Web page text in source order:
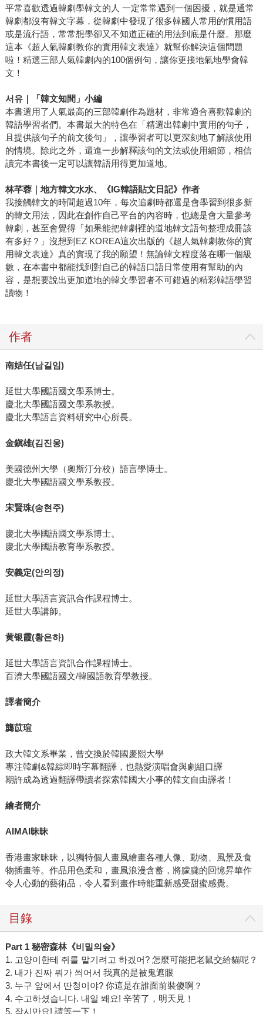
平常喜歡透過韓劇學韓文的人 一定常常遇到一個困擾，就是通常
韓劇都沒有韓文字幕，從韓劇中發現了很多韓國人常用的慣用語
或是流行語，常常想學卻又不知道正確的用法到底是什麼。那麼
這本《超人氣韓劇教你的實用韓文表達》就幫你解決這個問題
啦！精選三部人氣韓劇內的100個例句，讓你更接地氣地學會韓
文！
서유｜「韓文知間」小編
本書選用了人氣最高的三部韓劇作為題材，非常適合喜歡韓劇的
韓語學習者們。本書最大的特色在「精選出韓劇中實用的句子，
且提供該句子的前文後句」，讓學習者可以更深刻地了解該使用
的情境。除此之外，還進一步解釋該句的文法或使用細節，相信
讀完本書後一定可以讓韓語用得更加道地。
林芊蓉｜地方韓文水水、《IG韓語貼文日記》作者
我接觸韓文的時間超過10年，每次追劇時都還是會學習到很多新
的韓文用法，因此在創作自己平台的內容時，也總是會大量參考
韓劇，甚至會覺得「如果能把韓劇裡的道地韓文語句整理成冊該
有多好？」沒想到EZ KOREA這次出版的《超人氣韓劇教你的實
用韓文表達》真的實現了我的願望！無論韓文程度落在哪一個級
數，在本書中都能找到對自己的韓語口語日常使用有幫助的內
容，是想要說出更加道地的韓文學習者不可錯過的精彩韓語學習
讀物！
作者
南姞任(남길임)
延世大學國語國文學系博士。
慶北大學國語國文學系教授。
慶北大學語言資料研究中心所長。
金鎭雄(김진웅)
美國德州大學（奧斯汀分校）語言學博士。
慶北大學國語國文學系教授。
宋賢珠(송현주)
慶北大學國語國文學系博士。
慶北大學國語教育學系教授。
安義定(안의정)
延世大學語言資訊合作課程博士。
延世大學講師。
黄银霞(황은하)
延世大學語言資訊合作課程博士。
百濟大學國語國文/韓國語教育學教授。
譯者簡介
龔苡瑄
政大韓文系畢業，曾交換於韓國慶熙大學
專注韓劇&韓綜即時字幕翻譯，也熱愛演唱會與劇組口譯
期許成為透過翻譯帶讀者探索韓國大小事的韓文自由譯者！
繪者簡介
AIMAI昧昧
香港畫家昧昧，以獨特個人畫風繪畫各種人像、動物、風景及食
物插畫等。作品用色柔和，畫風浪漫含蓄，將朦朧的回憶昇華作
令人心動的藝術品，令人看到畫作時能重新感受甜蜜感覺。
目錄
Part 1 秘密森林《비밀의숲》
1. 고양이한테 쥐를 맡기려고 하겠어? 怎麼可能把老鼠交給貓呢？
2. 내가 진짜 뭐가 씌어서 我真的是被鬼遮眼
3. 누구 앞에서 딴청이야? 你這是在誰面前裝傻啊？
4. 수고하셨습니다. 내일 봬요! 辛苦了，明天見！
5. 잠시만요! 請等一下！